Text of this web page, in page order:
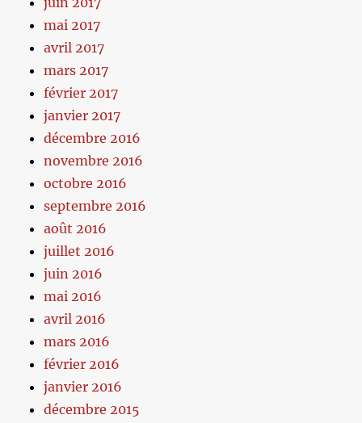
mai 2017
avril 2017
mars 2017
février 2017
janvier 2017
décembre 2016
novembre 2016
octobre 2016
septembre 2016
août 2016
juillet 2016
juin 2016
mai 2016
avril 2016
mars 2016
février 2016
janvier 2016
décembre 2015